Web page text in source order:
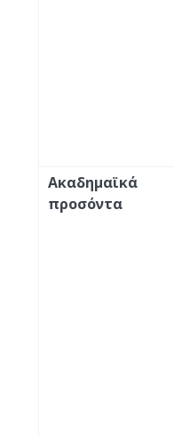
Ακαδημαϊκά
προσόντα